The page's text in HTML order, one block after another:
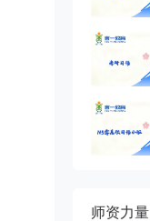
师资力量